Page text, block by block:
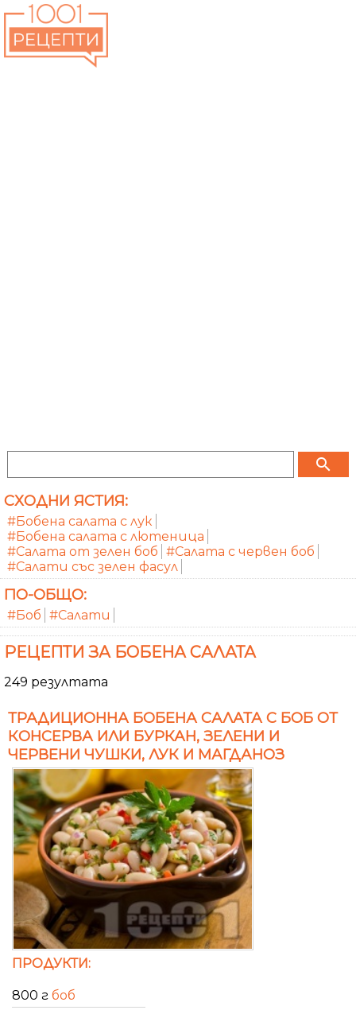
search
СХОДНИ ЯСТИЯ:
#Бобена салата с лук
#Бобена салата с лютеница
#Салата от зелен боб #Салата с червен боб
#Салати със зелен фасул
ПО-ОБЩО:
#Боб #Салати
РЕЦЕПТИ ЗА БОБЕНА САЛАТА
249 резултата
ТРАДИЦИОННА БОБЕНА САЛАТА С БОБ ОТ
КОНСЕРВА ИЛИ БУРКАН, ЗЕЛЕНИ И
ЧЕРВЕНИ ЧУШКИ, ЛУК И МАГДАНОЗ
ПРОДУКТИ:
800 г боб